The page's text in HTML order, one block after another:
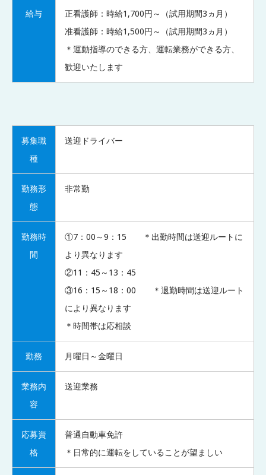
給与
正看護師：時給1,700円～（試用期間3ヵ月）
准看護師：時給1,500円～（試用期間3ヵ月）
＊運動指導のできる方、運転業務ができる方、
歓迎いたします
募集職
種
送迎ドライバー
勤務形
態
非常勤
勤務時
間
①7：00～9：15 ＊出勤時間は送迎ルートに
より異なります
②11：45～13：45
③16：15～18：00 ＊退勤時間は送迎ルート
により異なります
＊時間帯は応相談
勤務 月曜日～金曜日
業務内
容
送迎業務
応募資
格
普通自動車免許
＊日常的に運転をしていることが望ましい